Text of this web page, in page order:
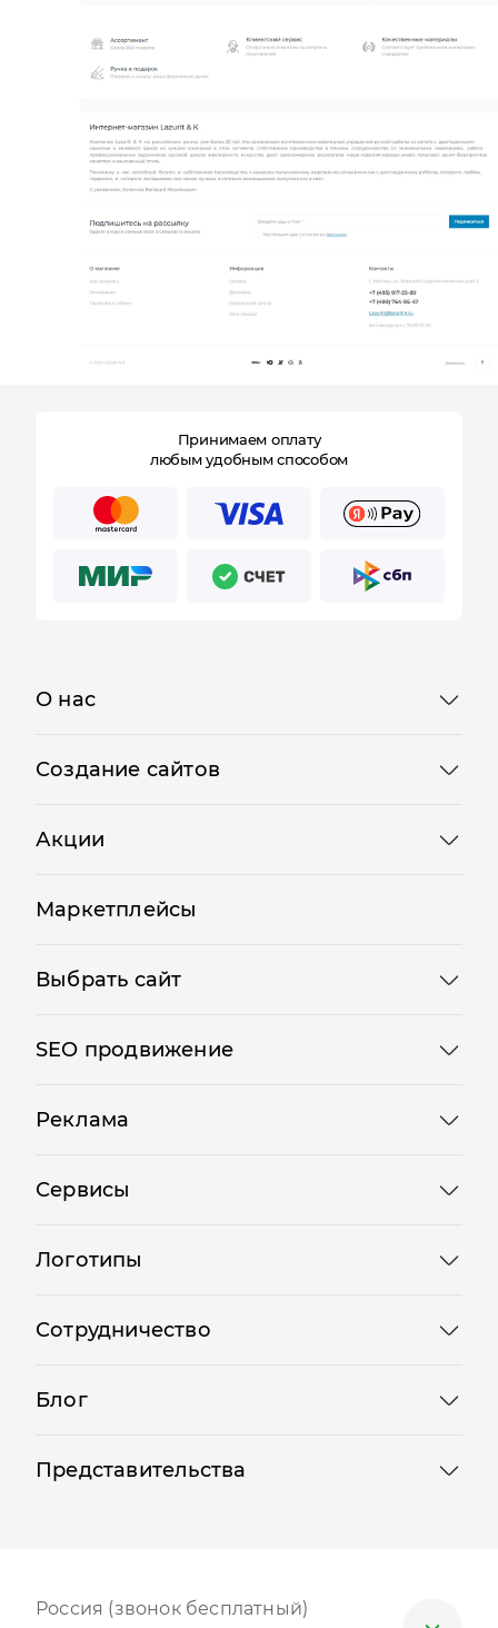
Принимаем оплату
любым удобным способом
О нас
Создание сайтов
Акции
Маркетплейсы
Выбрать сайт
SEO продвижение
Реклама
Сервисы
Логотипы
Сотрудничество
Блог
Представительства
Россия (звонок бесплатный)
Отправляя форму, Вы принимаете
политику